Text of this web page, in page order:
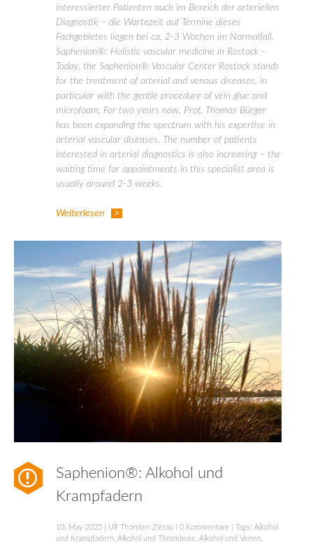
interessierter Patienten auch im Bereich der arteriellen
Diagnostik – die Wartezeit auf Termine dieses
Fachgebietes liegen bei ca. 2-3 Wochen im Normalfall.
Saphenion®: Holistic vascular medicine in Rostock –
Today, the Saphenion® Vascular Center Rostock stands
for the treatment of arterial and venous diseases, in
particular with the gentle procedure of vein glue and
microfoam. For two years now, Prof. Thomas Bürger
has been expanding the spectrum with his expertise in
arterial vascular diseases. The number of patients
interested in arterial diagnostics is also increasing – the
waiting time for appointments in this specialist area is
usually around 2-3 weeks.
Weiterlesen
Saphenion®: Alkohol und
Krampfadern
10. May 2025 Ulf Thorsten Zierau 0 Kommentare | Tags: Alkohol
und Krampfadern Alkohol und Thrombose Alkohol und Venen